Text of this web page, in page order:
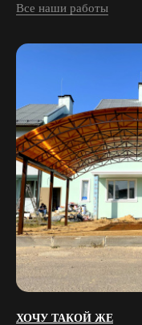
Все наши работы
ХОЧУ ТАКОЙ ЖЕ